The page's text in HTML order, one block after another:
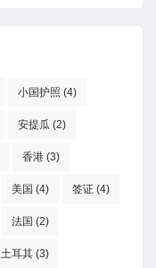
小国护照 (4)
安提瓜 (2)
香港 (3)
美国 (4) 签证 (4)
法国 (2)
土耳其 (3)